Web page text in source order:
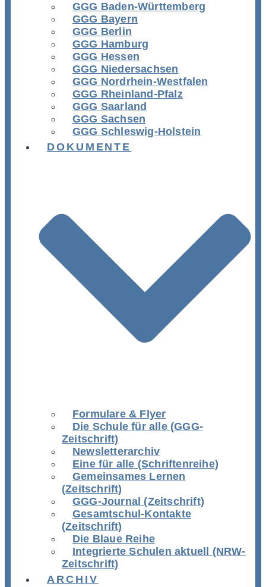
GGG Baden-Württemberg
GGG Bayern
GGG Berlin
GGG Hamburg
GGG Hessen
GGG Niedersachsen
GGG Nordrhein-Westfalen
GGG Rheinland-Pfalz
GGG Saarland
GGG Sachsen
GGG Schleswig-Holstein
DOKUMENTE
Formulare & Flyer
Die Schule für alle (GGG-
Zeitschrift)
Newsletterarchiv
Eine für alle (Schriftenreihe)
Gemeinsames Lernen
(Zeitschrift)
GGG-Journal (Zeitschrift)
Gesamtschul-Kontakte
(Zeitschrift)
Die Blaue Reihe
Integrierte Schulen aktuell (NRW-
Zeitschrift)
ARCHIV